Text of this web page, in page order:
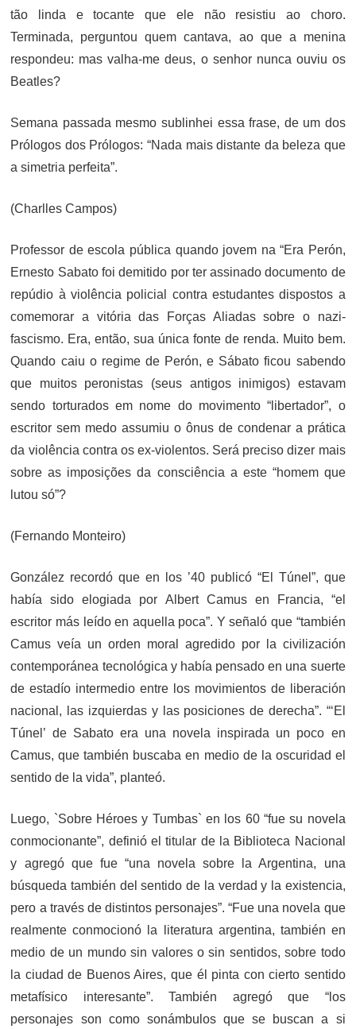
tão linda e tocante que ele não resistiu ao choro.
Terminada, perguntou quem cantava, ao que a menina
respondeu: mas valha-me deus, o senhor nunca ouviu os
Beatles?
Semana passada mesmo sublinhei essa frase, de um dos
Prólogos dos Prólogos: “Nada mais distante da beleza que
a simetria perfeita”.
(Charlles Campos)
Professor de escola pública quando jovem na “Era Perón,
Ernesto Sabato foi demitido por ter assinado documento de
repúdio à violência policial contra estudantes dispostos a
comemorar a vitória das Forças Aliadas sobre o nazi-
fascismo. Era, então, sua única fonte de renda. Muito bem.
Quando caiu o regime de Perón, e Sábato ficou sabendo
que muitos peronistas (seus antigos inimigos) estavam
sendo torturados em nome do movimento “libertador”, o
escritor sem medo assumiu o ônus de condenar a prática
da violência contra os ex-violentos. Será preciso dizer mais
sobre as imposições da consciência a este “homem que
lutou só”?
(Fernando Monteiro)
González recordó que en los ’40 publicó “El Túnel”, que
había sido elogiada por Albert Camus en Francia, “el
escritor más leído en aquella poca”. Y señaló que “también
Camus veía un orden moral agredido por la civilización
contemporánea tecnológica y había pensado en una suerte
de estadío intermedio entre los movimientos de liberación
nacional, las izquierdas y las posiciones de derecha”. “‘El
Túnel’ de Sabato era una novela inspirada un poco en
Camus, que también buscaba en medio de la oscuridad el
sentido de la vida”, planteó.
Luego, `Sobre Héroes y Tumbas` en los 60 “fue su novela
conmocionante”, definió el titular de la Biblioteca Nacional
y agregó que fue “una novela sobre la Argentina, una
búsqueda también del sentido de la verdad y la existencia,
pero a través de distintos personajes”. “Fue una novela que
realmente conmocionó la literatura argentina, también en
medio de un mundo sin valores o sin sentidos, sobre todo
la ciudad de Buenos Aires, que él pinta con cierto sentido
metafísico interesante”. También agregó que “los
personajes son como sonámbulos que se buscan a si